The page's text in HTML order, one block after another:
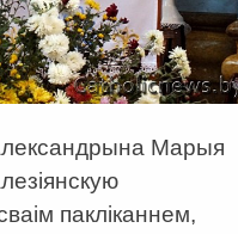
Марыя
пакліканнем,